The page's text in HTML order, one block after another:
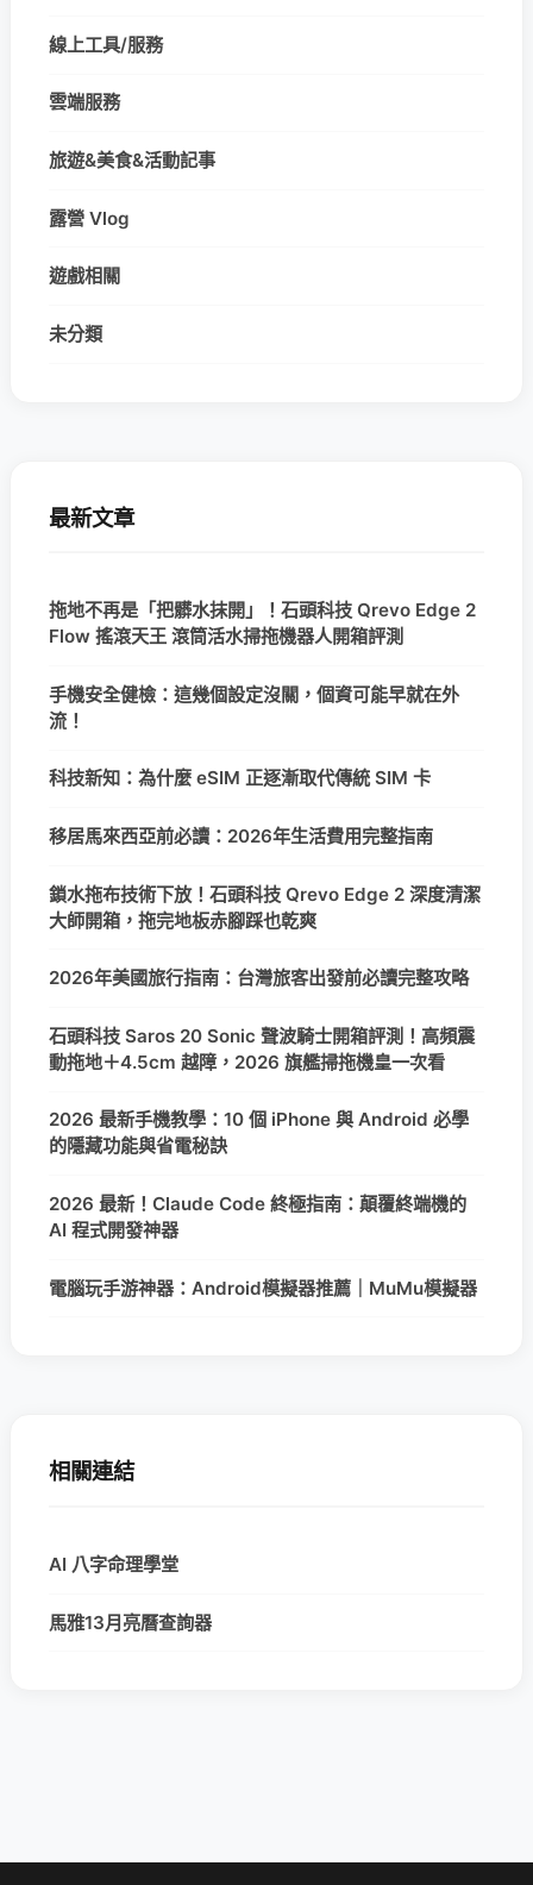
線上工具/服務
雲端服務
旅遊&美食&活動記事
露營 Vlog
遊戲相關
未分類
最新文章
拖地不再是「把髒水抹開」！石頭科技 Qrevo Edge 2
Flow 搖滾天王 滾筒活水掃拖機器人開箱評測
手機安全健檢：這幾個設定沒關，個資可能早就在外
流！
科技新知：為什麼 eSIM 正逐漸取代傳統 SIM 卡
移居馬來西亞前必讀：2026年生活費用完整指南
鎖水拖布技術下放！石頭科技 Qrevo Edge 2 深度清潔
大師開箱，拖完地板赤腳踩也乾爽
2026年美國旅行指南：台灣旅客出發前必讀完整攻略
石頭科技 Saros 20 Sonic 聲波騎士開箱評測！高頻震
動拖地＋4.5cm 越障，2026 旗艦掃拖機皇一次看
2026 最新手機教學：10 個 iPhone 與 Android 必學
的隱藏功能與省電秘訣
2026 最新！Claude Code 終極指南：顛覆終端機的
AI 程式開發神器
電腦玩手游神器：Android模擬器推薦｜MuMu模擬器
相關連結
AI 八字命理學堂
馬雅13月亮曆查詢器